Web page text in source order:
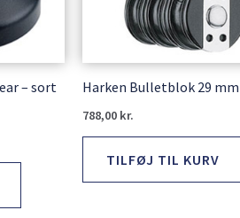
– sort
Harken Bulletblok 29
788,00 kr.
TILFØJ TIL KURV